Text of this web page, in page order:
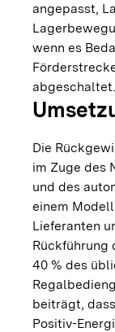
angepasst,
wenn es
abgeschaltet.
Die
im Zuge des
und des
einem
Lieferanten
Rückführung
40 % des
beiträgt,
Positiv-